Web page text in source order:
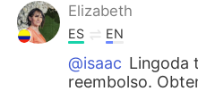
Elizabeth
ES EN
@isaac Lingoda
reembolso.